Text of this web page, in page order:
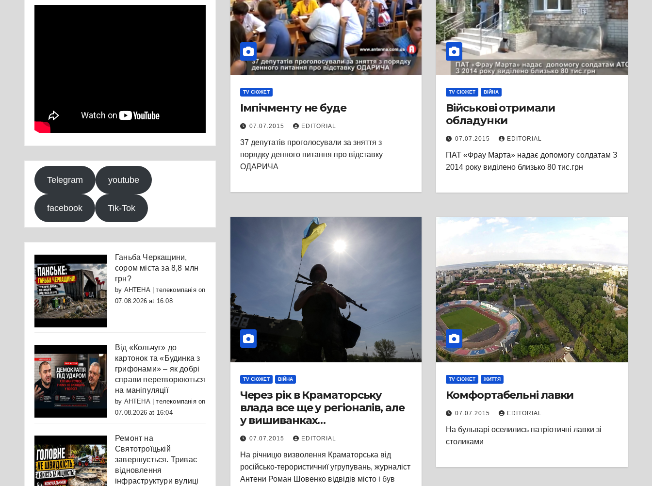
Telegram youtube
facebook Tik-Tok
Ганьба Черкащини,
сором міста за 8,8 млн
грн?
by АНТЕНА | телекомпаніяon
07.08.2026 at 16:08
Від «Кольчуг» до
картонок та «Будинка з
грифонами» – як добрі
справи перетворюються
на маніпуляції
by АНТЕНА | телекомпаніяon
07.08.2026 at 16:04
Ремонт на
Святотроїцькій
завершується. Триває
відновлення
інфраструктури вулиці
TV СЮЖЕТ
Імпічменту не буде
07.07.2015 EDITORIAL
37 депутатів проголосували за зняття з
порядку денного питання про відставку
ОДАРИЧА
TV СЮЖЕТ ВІЙНА
Військові отримали
обладунки
07.07.2015 EDITORIAL
ПАТ «Фрау Марта» надає допомогу солдатам З
2014 року виділено близько 80 тис.грн
TV СЮЖЕТ ВІЙНА
Через рік в Краматорську
влада все ще у регіоналів, але
у вишиванках…
07.07.2015 EDITORIAL
На річницю визволення Краматорська від
російсько-терористичниї угрупувань, журналіст
Антени Роман Шовенко відвідів місто і був
TV СЮЖЕТ ЖИТТЯ
Комфортабельні лавки
07.07.2015 EDITORIAL
На бульварі оселились патріотичні лавки зі
столиками